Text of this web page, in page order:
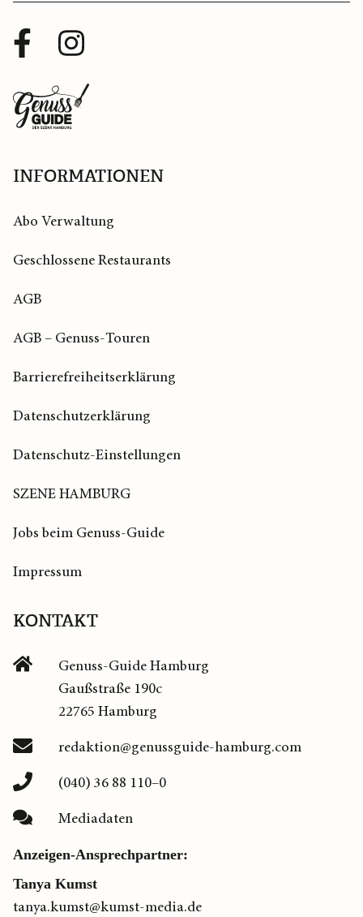
Facebook
Profil
Instagram
Zurück
zur
INFORMATIONEN
Abo Verwaltung
Geschlossene Restaurants
AGB
AGB – Genuss-Touren
Barrierefreiheitserklärung
Datenschutzerklärung
Datenschutz-Einstellungen
SZENE HAMBURG
Jobs beim Genuss-Guide
Impressum
KONTAKT
Genuss-Guide Hamburg
Gaußstraße 190c
22765 Hamburg
redaktion@genussguide-hamburg.com
(040) 36 88 110–0
Mediadaten
Anzeigen-Ansprechpartner:
Tanya Kumst
tanya.kumst@kumst-media.de